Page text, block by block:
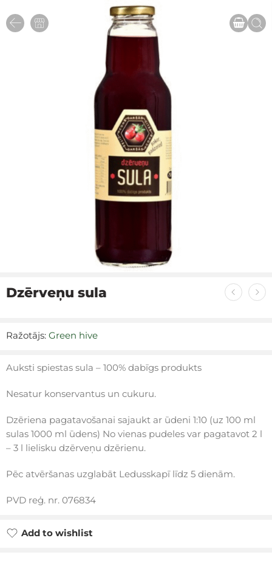
Dzērveņu sula
Ražotājs: Green hive
Auksti spiestas sula – 100% dabīgs produkts
Nesatur konservantus un cukuru.
Dzēriena pagatavošanai sajaukt ar ūdeni 1:10 (uz 100 ml
sulas 1000 ml ūdens) No vienas pudeles var pagatavot 2 l
– 3 l lielisku dzērveņu dzērienu.
Pēc atvēršanas uzglabāt Ledusskapī līdz 5 dienām.
PVD reģ. nr. 076834
Add to wishlist